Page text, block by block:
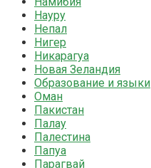
Науру
Непал
Нигер
Никарагуа
Новая Зеландия
Образование и языки
Оман
Пакистан
Палау
Палестина
Папуа
Парагвай